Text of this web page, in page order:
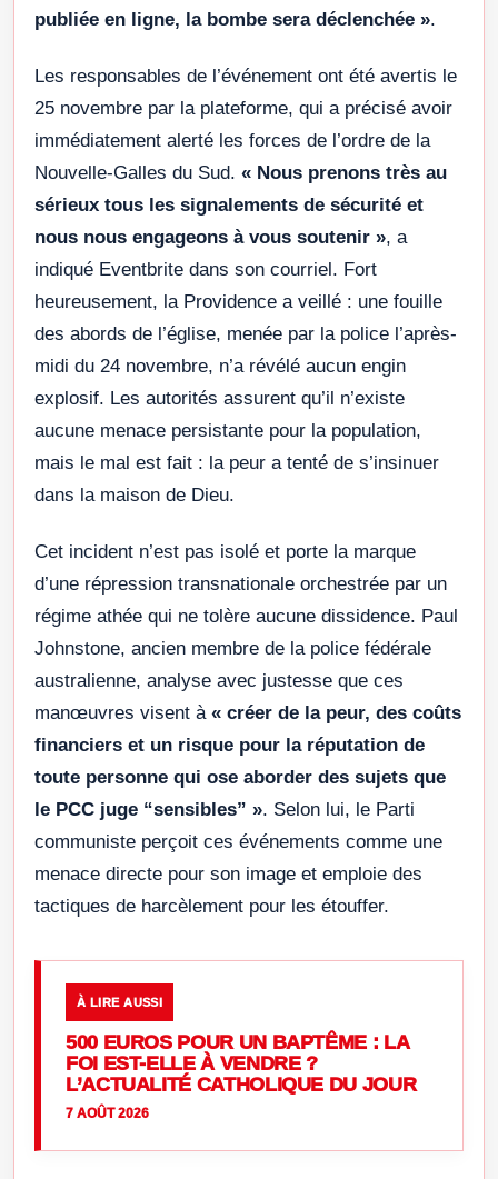
publiée en ligne, la bombe sera déclenchée ».
Les responsables de l’événement ont été avertis le
25 novembre par la plateforme, qui a précisé avoir
immédiatement alerté les forces de l’ordre de la
Nouvelle-Galles du Sud. « Nous prenons très au
sérieux tous les signalements de sécurité et
nous nous engageons à vous soutenir », a
indiqué Eventbrite dans son courriel. Fort
heureusement, la Providence a veillé : une fouille
des abords de l’église, menée par la police l’après-
midi du 24 novembre, n’a révélé aucun engin
explosif. Les autorités assurent qu’il n’existe
aucune menace persistante pour la population,
mais le mal est fait : la peur a tenté de s’insinuer
dans la maison de Dieu.
Cet incident n’est pas isolé et porte la marque
d’une répression transnationale orchestrée par un
régime athée qui ne tolère aucune dissidence. Paul
Johnstone, ancien membre de la police fédérale
australienne, analyse avec justesse que ces
manœuvres visent à « créer de la peur, des coûts
financiers et un risque pour la réputation de
toute personne qui ose aborder des sujets que
le PCC juge “sensibles” ». Selon lui, le Parti
communiste perçoit ces événements comme une
menace directe pour son image et emploie des
tactiques de harcèlement pour les étouffer.
À LIRE AUSSI
500 EUROS POUR UN BAPTÊME : LA
FOI EST-ELLE À VENDRE ?
L’ACTUALITÉ CATHOLIQUE DU JOUR
7 AOÛT 2026